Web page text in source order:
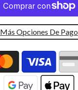
Más Opciones De Pago